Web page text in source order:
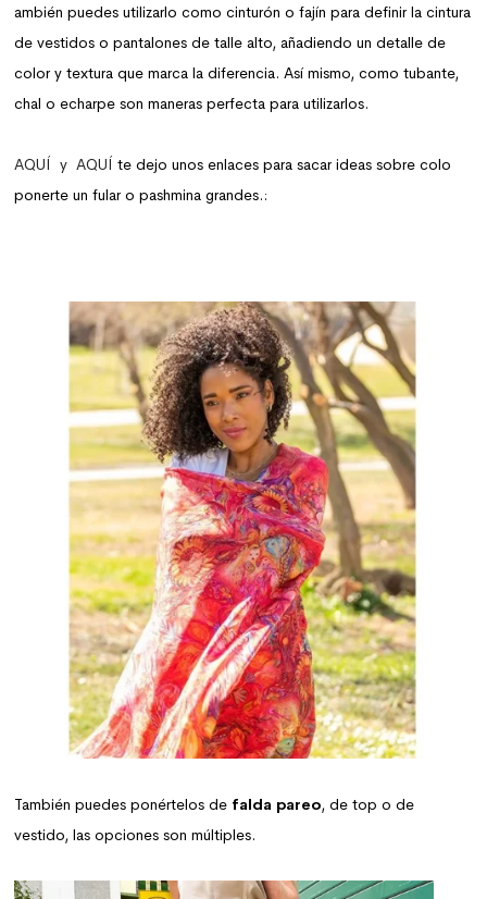
ambién puedes utilizarlo como cinturón o fajín para definir la cintura
de vestidos o pantalones de talle alto, añadiendo un detalle de
color y textura que marca la diferencia. Así mismo, como tubante,
chal o echarpe son maneras perfecta para utilizarlos.
AQUÍ y AQUÍ te dejo unos enlaces para sacar ideas sobre colo
ponerte un fular o pashmina grandes.:
También puedes ponértelos de falda pareo, de top o de
vestido, las opciones son múltiples.